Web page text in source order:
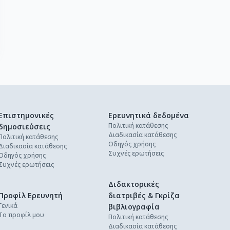
κατάθεσης
κατάθεσης
χρήσης
ερωτήσεις
Ερευνητικά δεδομένα
Πολιτική κατάθεσης
Διαδικασία κατάθεσης
Οδηγός χρήσης
Συχνές ερωτήσεις
Διδακτορικές
διατριβές & Γκρίζα
βιβλιογραφία
Πολιτική κατάθεσης
Διαδικασία κατάθεσης
Ερευνητή
προφίλ μου